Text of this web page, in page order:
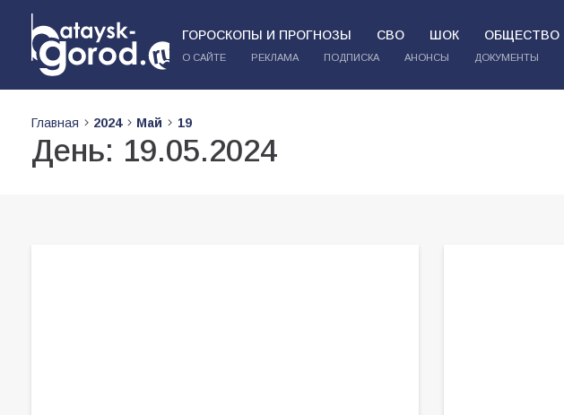
ГОРОСКОПЫ И ПРОГНОЗЫ СВО ШОК ОБЩЕСТВО
О САЙТЕ РЕКЛАМА ПОДПИСКА АНОНСЫ ДОКУМЕНТЫ
Главная 2024 Май 19
День: 19.05.2024